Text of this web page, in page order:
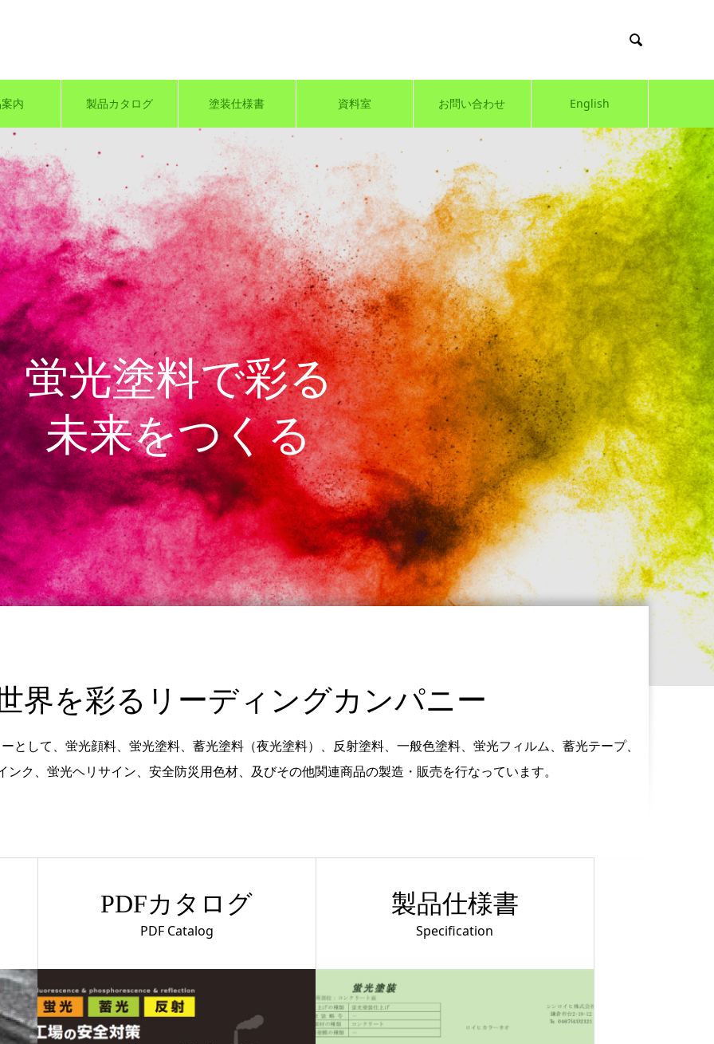

内 製品カタログ 塗装仕様書 資料室 お問い合わせ English
蛍光塗料で彩る
未来をつくる
界を彩るリーディングカンパニー
として、蛍光顔料、蛍光塗料、蓄光塗料（夜光塗料）、反射塗料、一般色塗料、蛍光フィルム、蓄光テープ、
ク、蛍光ヘリサイン、安全防災用色材、及びその他関連商品の製造・販売を行なっています。
PDFカタログ
PDF Catalog
製品仕様書
Specification